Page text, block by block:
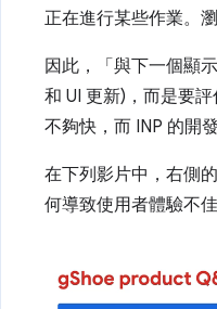
正在進行某些作業。
因此，「與下一個顯
和 UI 更新)，而是要評
不夠快，而 INP 的開
在下列影片中，右側
何導致使用者體驗不佳